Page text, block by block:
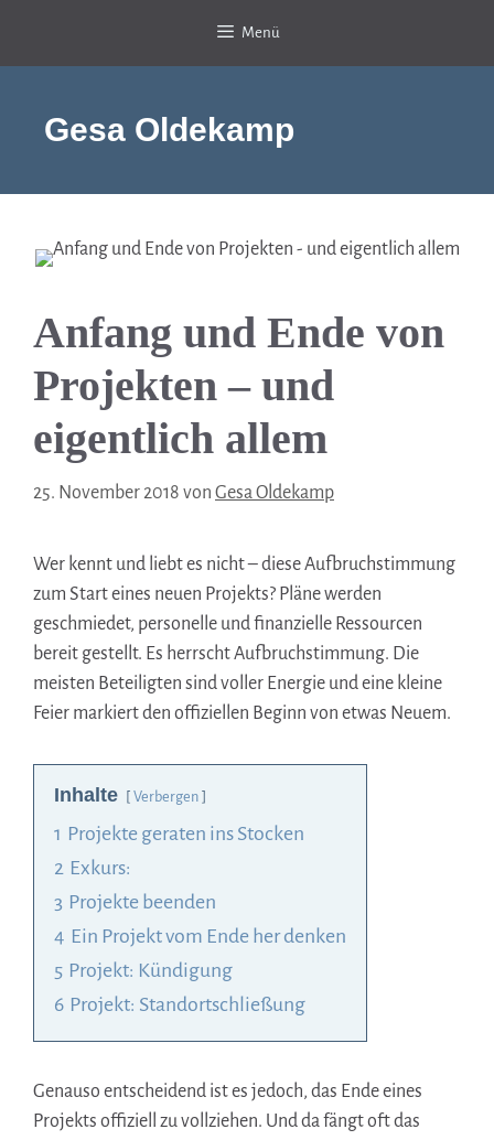
springen
Menü
Gesa Oldekamp
Anfang und Ende von
Projekten – und
eigentlich allem
25. November 2018 von Gesa Oldekamp
Wer kennt und liebt es nicht – diese Aufbruchstimmung
zum Start eines neuen Projekts? Pläne werden
geschmiedet, personelle und finanzielle Ressourcen
bereit gestellt. Es herrscht Aufbruchstimmung. Die
meisten Beteiligten sind voller Energie und eine kleine
Feier markiert den offiziellen Beginn von etwas Neuem.
Inhalte Verbergen
1 Projekte geraten ins Stocken
2 Exkurs:
3 Projekte beenden
4 Ein Projekt vom Ende her denken
5 Projekt: Kündigung
6 Projekt: Standortschließung
Genauso entscheidend ist es jedoch, das Ende eines
Projekts offiziell zu vollziehen. Und da fängt oft das